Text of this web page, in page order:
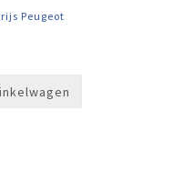
Peugeot